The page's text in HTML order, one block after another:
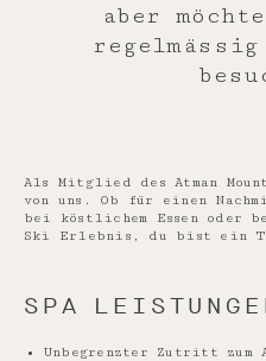
aber
regelmässig
Als Mitglied des Atman
von uns. Ob für einen
bei köstlichem Essen oder
Ski Erlebnis, du bist ein
SPA
Unbegrenzter Zutritt zum